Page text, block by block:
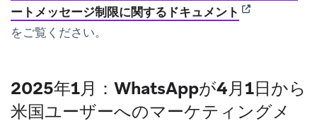
ートメッセージ制限に関するドキュメント (opens in
をご覧ください。
2025年1月：WhatsAppが4月1日から
米国ユーザーへのマーケティングメ